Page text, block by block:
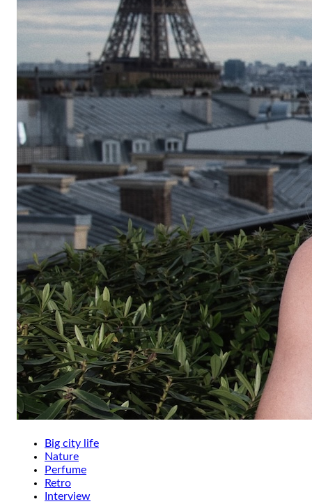
Big city life
Nature
Perfume
Retro
Interview